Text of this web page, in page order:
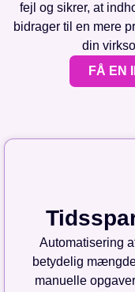
fejl og sikrer, at
bidrager til en mere
din
FÅ EN
Automatisering
betydelig
manuelle